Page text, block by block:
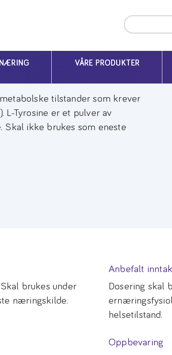
VÅRE PRODUKTER
tilstander som krever
L-Tyrosine er et pulver av
Skal ikke brukes som eneste
brukes under
næringskilde.
Anbefalt inntak
Dosering skal
helsetilstand.
Oppbevaring